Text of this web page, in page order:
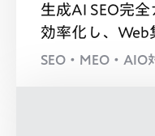
生成AI SEO完
効率化し、Web
SEO・MEO・AIO